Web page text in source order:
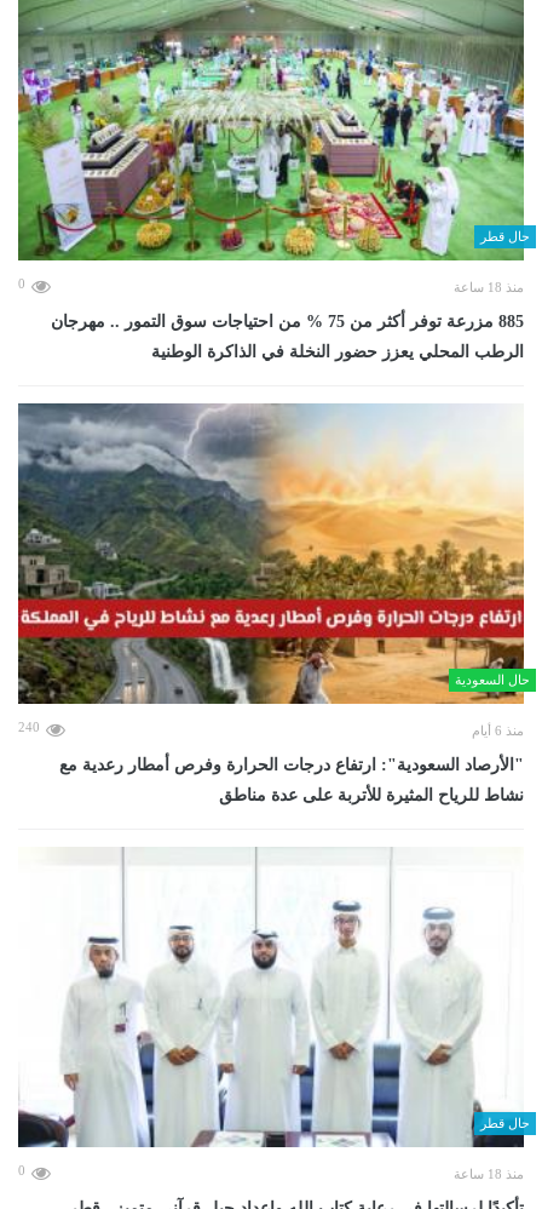
حال قطر
منذ 18 ساعة 0
885 مزرعة توفر أكثر من 75 % من احتياجات سوق التمور .. مهرجان
الرطب المحلي يعزز حضور النخلة في الذاكرة الوطنية
حال السعودية
منذ 6 أيام 240
"الأرصاد السعودية": ارتفاع درجات الحرارة وفرص أمطار رعدية مع
نشاط للرياح المثيرة للأتربة على عدة مناطق
حال قطر
منذ 18 ساعة 0